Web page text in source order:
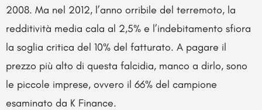
2008. Ma nel 2012, l’anno orribile del terremoto, la
redditività media cala al 2,5% e l’indebitamento sfiora
la soglia critica del 10% del fatturato. A pagare il
prezzo più alto di questa falcidia, manco a dirlo, sono
le piccole imprese, ovvero il 66% del campione
esaminato da K Finance.